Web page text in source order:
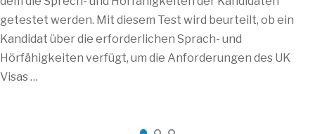
getestet werden. Mit diesem Test wird beurteilt, ob ein
Kandidat über die erforderlichen Sprach- und
Hörfähigkeiten verfügt, um die Anforderungen des UK
Visas …